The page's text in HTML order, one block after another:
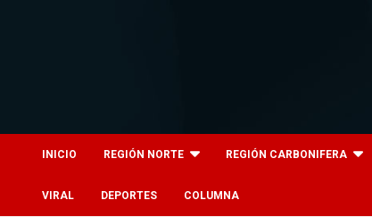
INICIO REGIÓN NORTE REGIÓN CARBONIFERA
VIRAL DEPORTES COLUMNA